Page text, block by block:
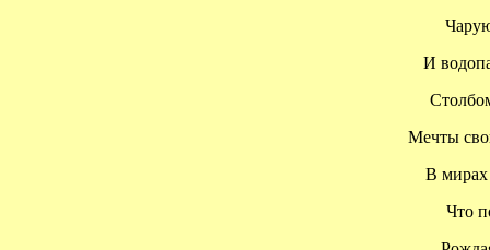
И
Мечты
В мирах
Что